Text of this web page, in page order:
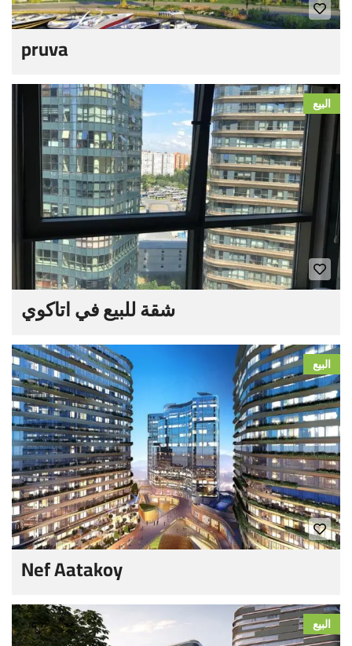
pruva
البيع
شقة للبيع في اتاكوي
البيع
Nef Aatakoy
البيع